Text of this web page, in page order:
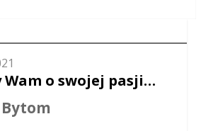
Wam o swojej pasji…
Bytom